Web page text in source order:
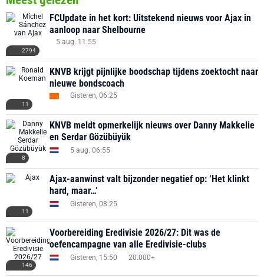
2794
FCUpdate in het kort: Uitstekend nieuws voor Ajax in
aanloop naar Shelbourne
5 aug. 11:55
11
KNVB krijgt pijnlijke boodschap tijdens zoektocht naar
nieuwe bondscoach
Gisteren, 06:25
8
KNVB meldt opmerkelijk nieuws over Danny Makkelie
en Serdar Gözübüyük
5 aug. 06:55
11
Ajax-aanwinst valt bijzonder negatief op: ‘Het klinkt
hard, maar…’
Gisteren, 08:25
146
Voorbereiding Eredivisie 2026/27: Dit was de
oefencampagne van alle Eredivisie-clubs
Gisteren, 15:50 20.000+